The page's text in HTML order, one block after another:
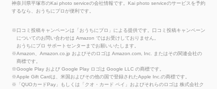
神奈川県平塚市のKai photo serviceの会社情報です。Kai photo serviceのサービスを予約
するなら、おうちにプロが便利です。
※口コミ投稿キャンペーンは「おうちにプロ」による提供です。口コミ投稿キャンペーン
についてのお問い合わせは Amazon ではお受けしておりません。
おうちにプロ サポートセンターまでお願いいたします。
※Amazon、Amazon.co.jp およびそのロゴは Amazon.com, Inc. またはその関連会社の
商標です。
※Google Play および Google Play ロゴは Google LLC の商標です。
※Apple Gift Cardは、米国およびその他の国で登録されたApple Inc.の商標です。
※「QUOカードPay」もしくは「クオ・カード ペイ」およびそれらのロゴは 株式会社ク